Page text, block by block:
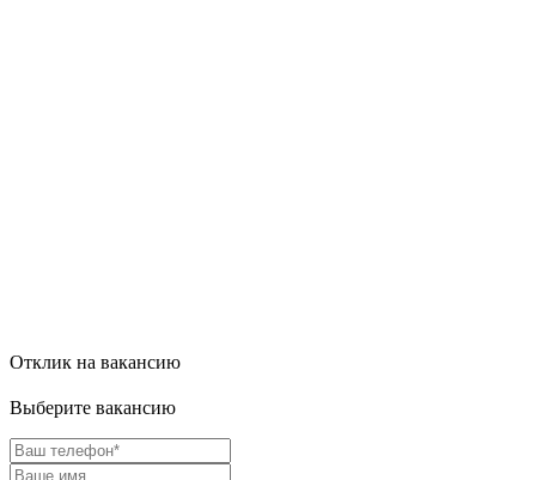
Отклик на вакансию
Выберите вакансию